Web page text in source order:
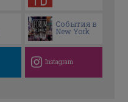
События в
New York
Instagram